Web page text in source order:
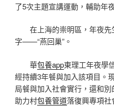
了5次主題宣講運動，輔助年
在上海的崇明區，年夜先
字——“燕回巢”。
華包養app東理工年夜學
經持續3年餐與加入該項目。
局餐與加入社會實行，還和
助力村包養管道落復興專項社